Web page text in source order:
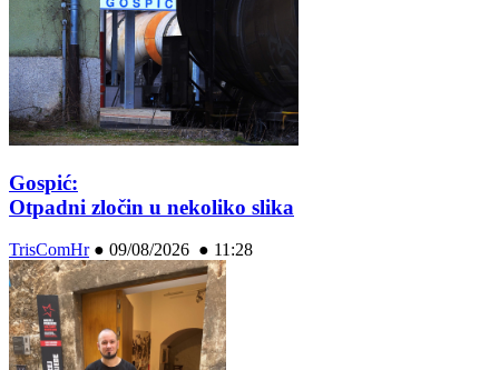
Gospić:
Otpadni zločin u nekoliko slika
TrisComHr● 09/08/2026 ● 11:28